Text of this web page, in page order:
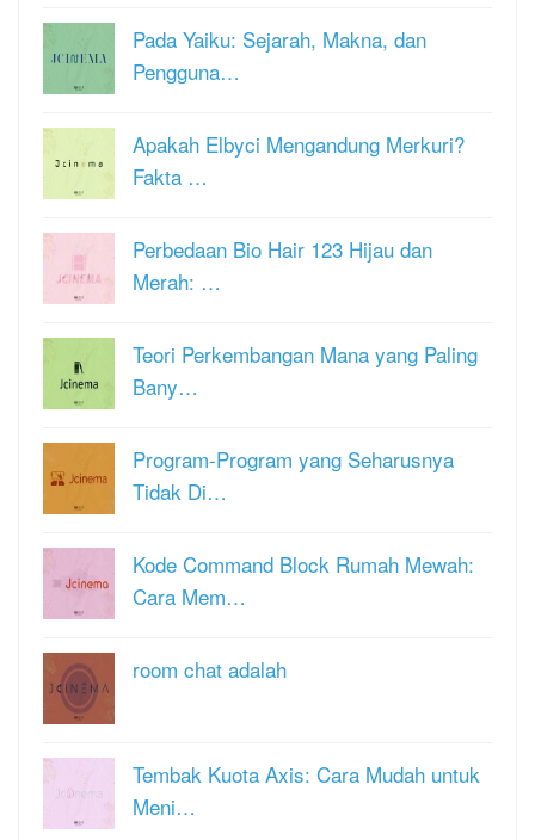
Pada Yaiku: Sejarah, Makna, dan
Pengguna…
Apakah Elbyci Mengandung Merkuri?
Fakta …
Perbedaan Bio Hair 123 Hijau dan
Merah: …
Teori Perkembangan Mana yang Paling
Bany…
Program-Program yang Seharusnya
Tidak Di…
Kode Command Block Rumah Mewah:
Cara Mem…
room chat adalah
Tembak Kuota Axis: Cara Mudah untuk
Meni…